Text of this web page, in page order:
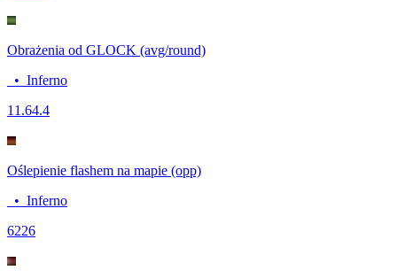
Obrażenia od GLOCK (avg/round)
• Inferno
11.64.4
Oślepienie flashem na mapie (opp)
• Inferno
6226